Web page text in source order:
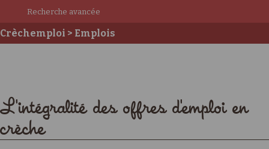
Recherche avancée
Crèchemploi > Emplois
L'intégralité des offres d'emploi en
crèche